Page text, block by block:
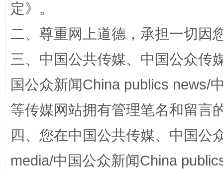
解纷+调解+退费，一次搞定
定》。
二、尊重网上道德，承担一切因
三、中国公共传媒、中国公众传
国公众新闻China publics news/
等传媒网站拥有管理笔名和留言
四、您在中国公共传媒、中国公
media/中国公众新闻China